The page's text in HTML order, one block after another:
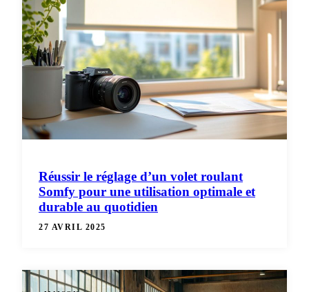
Réussir le réglage d’un volet roulant
Somfy pour une utilisation optimale et
durable au quotidien
27 AVRIL 2025